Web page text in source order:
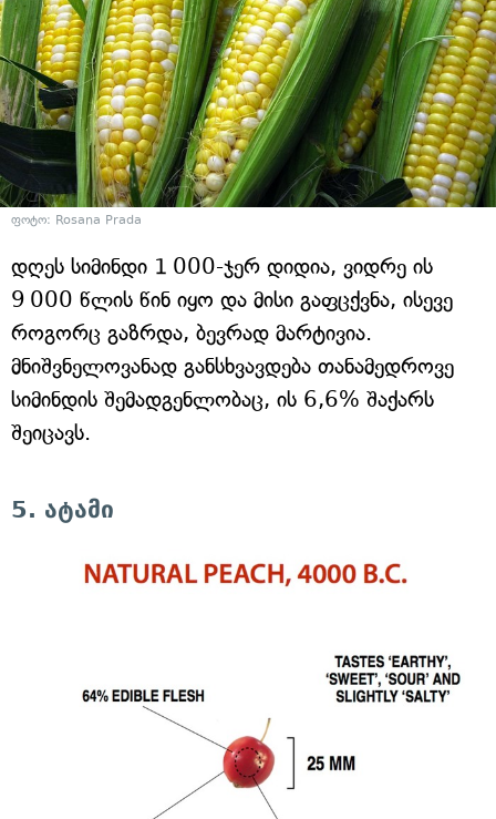
ფოტო: Rosana Prada
დღეს სიმინდი 1 000-ჯერ დიდია, ვიდრე ის
9 000 წლის წინ იყო და მისი გაფცქვნა, ისევე
როგორც გაზრდა, ბევრად მარტივია.
მნიშვნელოვანად განსხვავდება თანამედროვე
სიმინდის შემადგენლობაც, ის 6,6% შაქარს
შეიცავს.
5. ატამი